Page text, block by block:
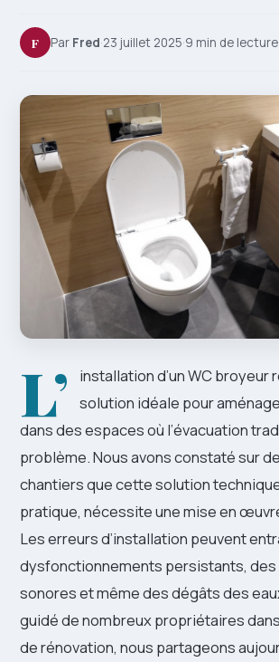
F Par Fred·23 juillet 2025·9 min de lecture
L’
installation d’un WC broyeur
solution idéale pour
dans des espaces où l’évacuation
problème. Nous avons constaté sur
chantiers que cette solution
pratique, nécessite une mise en
Les erreurs d’installation peuvent
dysfonctionnements persistants, des
sonores et même des dégâts des
guidé de nombreux propriétaires
de rénovation, nous partageons